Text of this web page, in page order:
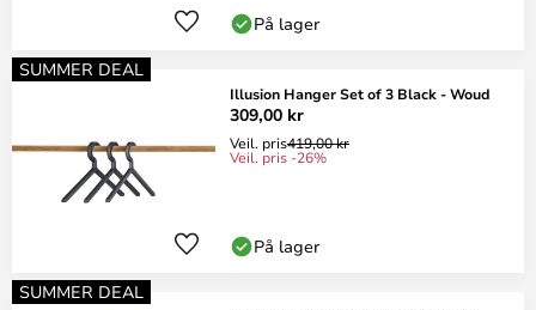
På lager
SUMMER DEAL
Illusion Hanger Set of 3 Black - Woud
309,00 kr
Veil. pris419,00 kr
Veil. pris -26%
På lager
SUMMER DEAL